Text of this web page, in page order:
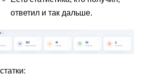
ответил и так дальше.